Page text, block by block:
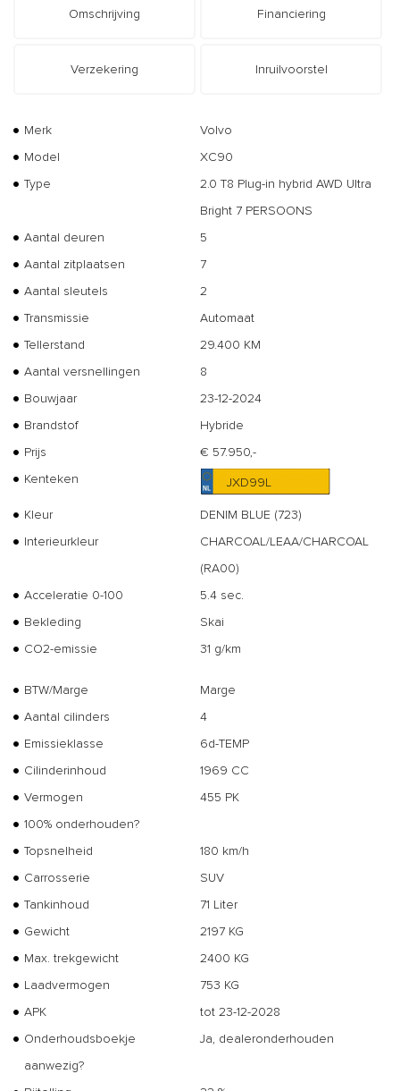
Omschrijving Financiering
Verzekering Inruilvoorstel
Merk
Volvo
Model
XC90
Type
2.0 T8 Plug-in hybrid AWD Ultra
Bright 7 PERSOONS
Aantal deuren
5
Aantal zitplaatsen
7
Aantal sleutels
2
Transmissie
Automaat
Tellerstand
29.400 KM
Aantal versnellingen
8
Bouwjaar
23-12-2024
Brandstof
Hybride
Prijs
€ 57.950,-
Kenteken
JXD99L
Kleur
DENIM BLUE (723)
Interieurkleur
CHARCOAL/LEAA/CHARCOAL
(RA00)
Acceleratie 0-100
5.4 sec.
Bekleding
Skai
CO2-emissie
31 g/km
BTW/Marge
Marge
Aantal cilinders
4
Emissieklasse
6d-TEMP
Cilinderinhoud
1969 CC
Vermogen
455 PK
100% onderhouden?
Topsnelheid
180 km/h
Carrosserie
SUV
Tankinhoud
71 Liter
Gewicht
2197 KG
Max. trekgewicht
2400 KG
Laadvermogen
753 KG
APK
tot 23-12-2028
Onderhoudsboekje
aanwezig?
Ja, dealeronderhouden